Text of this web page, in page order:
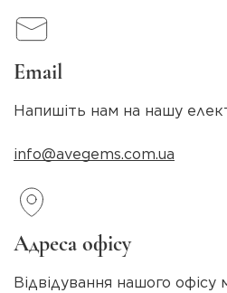
Email
Напишіть нам на нашу
info@avegems.com.ua
Адреса офісу
Відвідування нашого